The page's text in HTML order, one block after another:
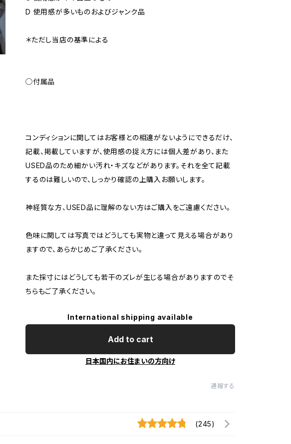
D 使用感が多いものおよびジャンク品
＊ただし当店の基準による
◯付属品
コンディションに関してはお客様との相違がないようにできるだけ、
記載、掲載していますが、使用感の捉え方には個人差があり、また
USED品のため細かい汚れ・キズなどがあります。それを全て記載
するのは難しいので、しっかり確認の上購入お願いします。
神経質な方、USED品に理解のない方はご購入をご遠慮ください。
色味に関しては写真ではどうしても実物と違って見える場合があり
ますので、あらかじめご了承ください。
また採寸にはどうしても若干のズレが生じる場合がありますのでそ
ちらもご了承ください。
International shipping available
Add to cart
日本国内にお住まいの方向け
通報する
(245)